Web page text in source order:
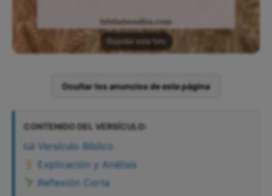
Guardar esta foto
Ocultar los anuncios de esta página
CONTENIDO DEL VERSÍCULO:
Versículo Bíblico
Explicación y Análisis
Reflexión Corta